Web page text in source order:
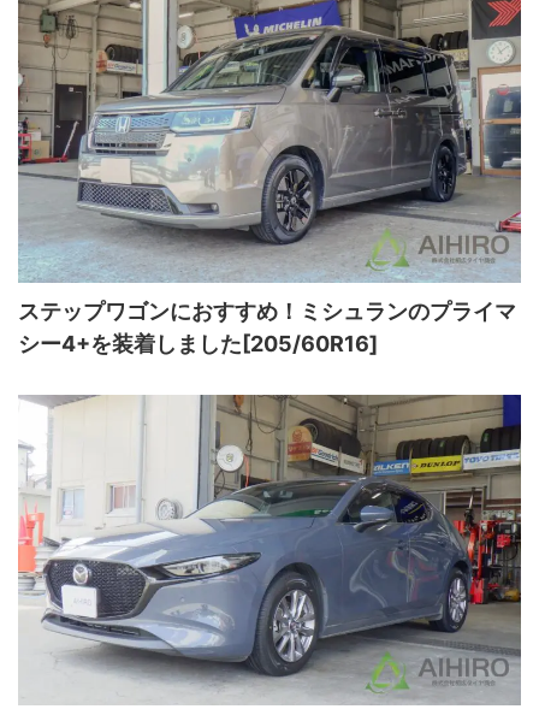
ステップワゴンにおすすめ！ミシュランのプライマ
シー4+を装着しました[205/60R16]